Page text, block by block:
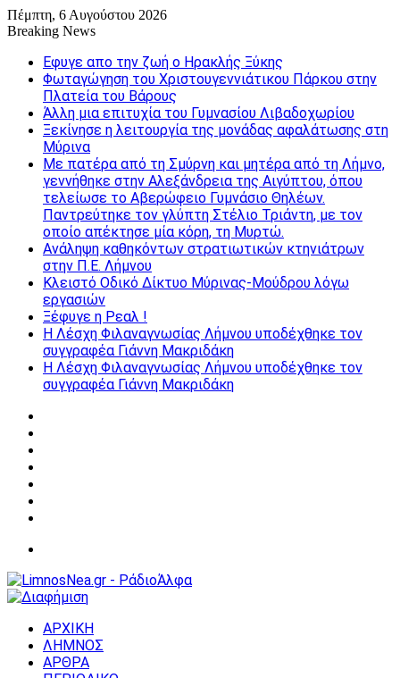
Πέμπτη, 6 Αυγούστου 2026
Breaking News
Εφυγε απο την ζωή o Ηρακλής Ξύκης
Φωταγώγηση του Χριστουγεννιάτικου Πάρκου στην
Πλατεία του Βάρους
Άλλη μια επιτυχία του Γυμνασίου Λιβαδοχωρίου
Ξεκίνησε η λειτουργία της μονάδας αφαλάτωσης στη
Μύρινα
Με πατέρα από τη Σμύρνη και μητέρα από τη Λήμνο,
γεννήθηκε στην Αλεξάνδρεια της Αιγύπτου, όπου
τελείωσε το Αβερώφειο Γυμνάσιο Θηλέων.
Παντρεύτηκε τον γλύπτη Στέλιο Τριάντη, με τον
οποίο απέκτησε μία κόρη, τη Μυρτώ.
Ανάληψη καθηκόντων στρατιωτικών κτηνιάτρων
στην Π.Ε. Λήμνου
Κλειστό Οδικό Δίκτυο Μύρινας-Μούδρου λόγω
εργασιών
Ξέφυγε η Ρεαλ !
Η Λέσχη Φιλαναγνωσίας Λήμνου υποδέχθηκε τον
συγγραφέα Γιάννη Μακριδάκη
Η Λέσχη Φιλαναγνωσίας Λήμνου υποδέχθηκε τον
συγγραφέα Γιάννη Μακριδάκη
ΑΡΧΙΚΗ
ΛΗΜΝΟΣ
ΑΡΘΡΑ